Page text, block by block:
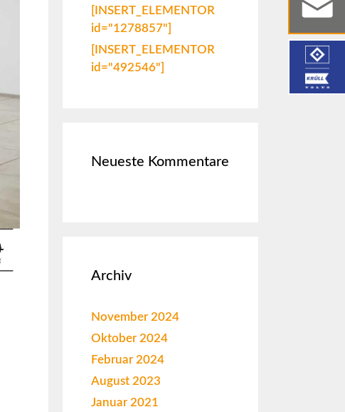
[INSERT_ELEMENTOR
id="1278857"]
[INSERT_ELEMENTOR
id="492546"]
Neueste Kommentare
Archiv
November 2024
Oktober 2024
Februar 2024
August 2023
Januar 2021